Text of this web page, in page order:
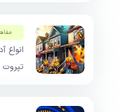
تپروت